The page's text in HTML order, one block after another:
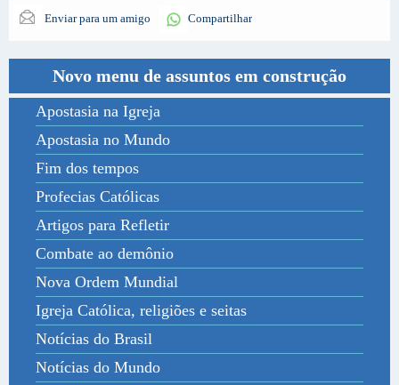
Enviar para um amigo Compartilhar
Novo menu de assuntos em construção
Apostasia na Igreja
Apostasia no Mundo
Fim dos tempos
Profecias Católicas
Artigos para Refletir
Combate ao demônio
Nova Ordem Mundial
Igreja Católica, religiões e seitas
Notícias do Brasil
Notícias do Mundo